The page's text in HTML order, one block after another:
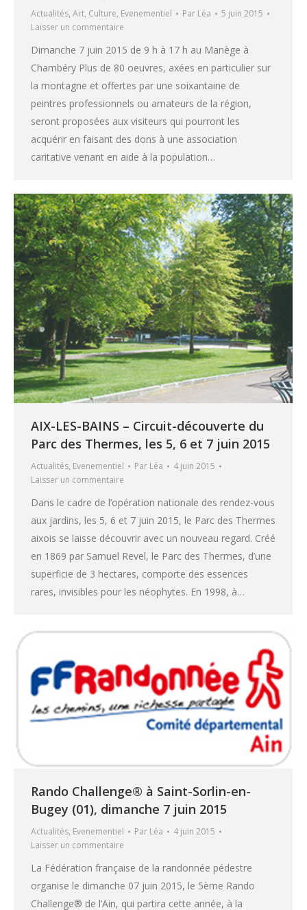
Actualités, Art, Culture, Evenementiel Par Léa
5 juin 2015
Laisser un commentaire
Dimanche 7 juin 2015 de 9 h à 17 h au Manège à
Chambéry Plus de 80 oeuvres, axées en particulier sur
la montagne et offertes par une soixantaine de
peintres professionnels ou amateurs de la région,
seront proposées aux visiteurs qui pourront les
acquérir en faisant des dons à une association
caritative venant en aide à la population…
AIX-LES-BAINS – Circuit-découverte du
Parc des Thermes, les 5, 6 et 7 juin 2015
Actualités, Evenementiel Par Léa
4 juin 2015
Laisser un commentaire
Dans le cadre de l’opération nationale des rendez-vous
aux jardins, les 5, 6 et 7 juin 2015, le Parc des Thermes
aixois se laisse découvrir avec un nouveau regard. Créé
en 1869 par Samuel Revel, le Parc des Thermes, d’une
superficie de 3 hectares, comporte des essences
rares, invisibles pour les néophytes. En 1998, à…
Rando Challenge® à Saint-Sorlin-en-
Bugey (01), dimanche 7 juin 2015
Actualités, Evenementiel Par Léa
4 juin 2015
Laisser un commentaire
La Fédération française de la randonnée pédestre
organise le dimanche 07 juin 2015, le 5ème Rando
Challenge® de l’Ain, qui partira cette année, à la